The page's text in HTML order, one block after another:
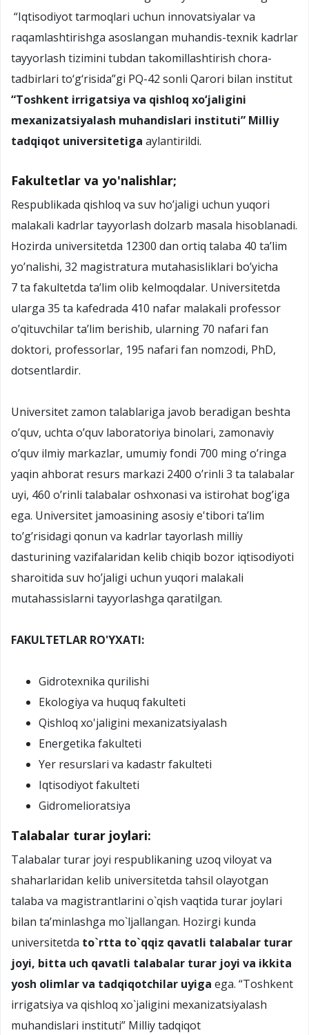
“Iqtisodiyot tarmoqlari uchun innovatsiyalar va
raqamlashtirishga asoslangan muhandis-texnik kadrlar
tayyorlash tizimini tubdan takomillashtirish chora-
tadbirlari to‘g‘risida”gi PQ-42 sonli Qarori bilan institut
“Toshkent irrigatsiya va qishloq xo‘jaligini
mexanizatsiyalash muhandislari instituti” Milliy
tadqiqot universitetiga aylantirildi.
Fakultetlar va yo'nalishlar;
Respublikada qishloq va suv ho’jaligi uchun yuqori
malakali kadrlar tayyorlash dolzarb masala hisoblanadi.
Hozirda universitetda 12300 dan ortiq talaba 40 ta’lim
yo’nalishi, 32 magistratura mutahasisliklari bo’yicha
7 ta fakultetda ta’lim olib kelmoqdalar. Universitetda
ularga 35 ta kafedrada 410 nafar malakali professor
o’qituvchilar ta’lim berishib, ularning 70 nafari fan
doktori, professorlar, 195 nafari fan nomzodi, PhD,
dotsentlardir.
Universitet zamon talablariga javob beradigan beshta
o’quv, uchta o’quv laboratoriya binolari, zamonaviy
o’quv ilmiy markazlar, umumiy fondi 700 ming o’ringa
yaqin ahborat resurs markazi 2400 o’rinli 3 ta talabalar
uyi, 460 o’rinli talabalar oshxonasi va istirohat bog’iga
ega. Universitet jamoasining asosiy e'tibori ta’lim
to’g’risidagi qonun va kadrlar tayorlash milliy
dasturining vazifalaridan kelib chiqib bozor iqtisodiyoti
sharoitida suv ho’jaligi uchun yuqori malakali
mutahassislarni tayyorlashga qaratilgan.
FAKULTETLAR RO'YXATI:
Gidrotexnika qurilishi
Ekologiya va huquq fakulteti
Qishloq xo'jaligini mexanizatsiyalash
Energetika fakulteti
Yer resurslari va kadastr fakulteti
Iqtisodiyot fakulteti
Gidromelioratsiya
Talabalar turar joylari:
Talabalar turar joyi respublikaning uzoq viloyat va
shaharlaridan kelib universitetda tahsil olayotgan
talaba va magistrantlarini o`qish vaqtida turar joylari
bilan ta’minlashga mo`ljallangan. Hozirgi kunda
universitetda to`rtta to`qqiz qavatli talabalar turar
joyi, bitta uch qavatli talabalar turar joyi va ikkita
yosh olimlar va tadqiqotchilar uyiga ega. “Toshkent
irrigatsiya va qishloq xo`jaligini mexanizatsiyalash
muhandislari instituti” Milliy tadqiqot